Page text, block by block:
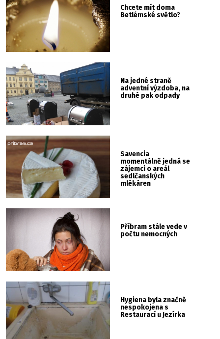
Chcete mít doma
Betlémské světlo?
Na jedné straně
adventní výzdoba, na
druhé pak odpady
Savencia
momentálně jedná se
zájemci o areál
sedlčanských
mlékáren
Příbram stále vede v
počtu nemocných
Hygiena byla značně
nespokojena s
Restaurací u Jezírka